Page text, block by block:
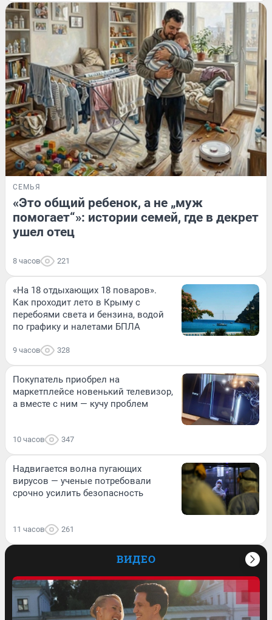
СЕМЬЯ
«Это общий ребенок, а не „муж
помогает“»: истории семей, где в декрет
ушел отец
8 часов 221
«На 18 отдыхающих 18 поваров».
Как проходит лето в Крыму с
перебоями света и бензина, водой
по графику и налетами БПЛА
9 часов 328
Покупатель приобрел на
маркетплейсе новенький телевизор,
а вместе с ним — кучу проблем
10 часов 347
Надвигается волна пугающих
вирусов — ученые потребовали
срочно усилить безопасность
11 часов 261
ВИДЕО